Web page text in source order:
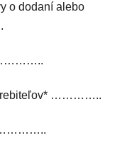
o dodaní alebo
…………..
…………..
…………..